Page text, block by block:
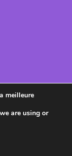
meilleure
are using or